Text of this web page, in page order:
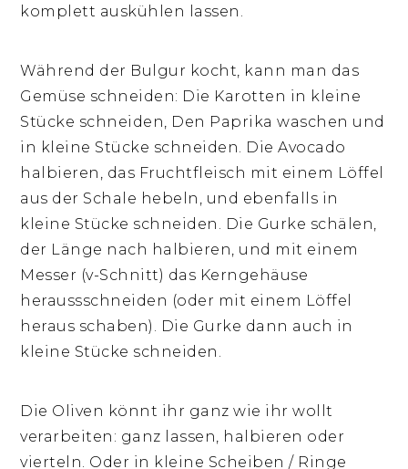
komplett auskühlen lassen.
Während der Bulgur kocht, kann man das
Gemüse schneiden: Die Karotten in kleine
Stücke schneiden, Den Paprika waschen und
in kleine Stücke schneiden. Die Avocado
halbieren, das Fruchtfleisch mit einem Löffel
aus der Schale hebeln, und ebenfalls in
kleine Stücke schneiden. Die Gurke schälen,
der Länge nach halbieren, und mit einem
Messer (v-Schnitt) das Kerngehäuse
heraussschneiden (oder mit einem Löffel
heraus schaben). Die Gurke dann auch in
kleine Stücke schneiden.
Die Oliven könnt ihr ganz wie ihr wollt
verarbeiten: ganz lassen, halbieren oder
vierteln. Oder in kleine Scheiben / Ringe